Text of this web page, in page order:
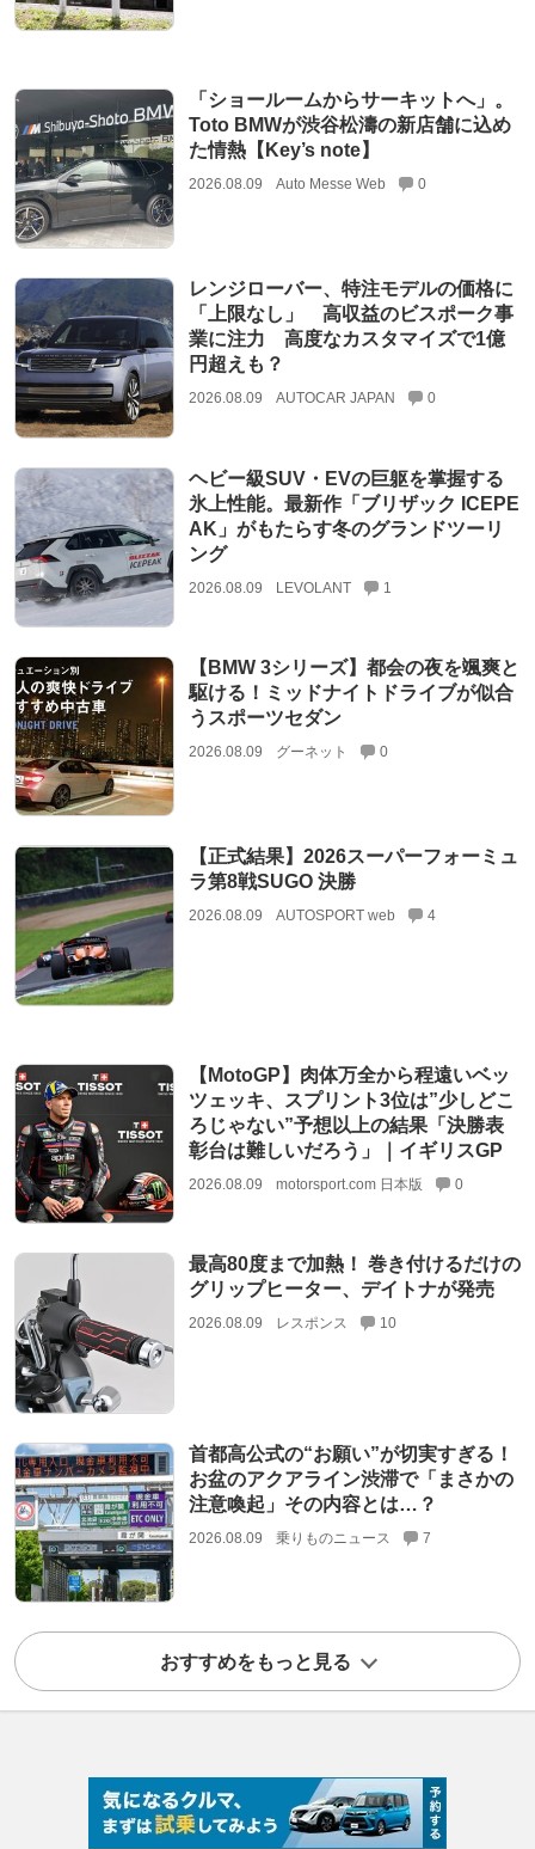
「ショールームからサーキットへ」。
Toto BMWが渋谷松濤の新店舗に込め
た情熱【Key’s note】
2026.08.09 Auto Messe Web 0
レンジローバー、特注モデルの価格に
「上限なし」 高収益のビスポーク事
業に注力 高度なカスタマイズで1億
円超えも？
2026.08.09 AUTOCAR JAPAN 0
ヘビー級SUV・EVの巨躯を掌握する
氷上性能。最新作「ブリザック ICEPE
AK」がもたらす冬のグランドツーリ
ング
2026.08.09 LEVOLANT 1
【BMW 3シリーズ】都会の夜を颯爽と
駆ける！ミッドナイトドライブが似合
うスポーツセダン
2026.08.09 グーネット 0
【正式結果】2026スーパーフォーミュ
ラ第8戦SUGO 決勝
2026.08.09 AUTOSPORT web 4
【MotoGP】肉体万全から程遠いベッ
ツェッキ、スプリント3位は”少しどこ
ろじゃない”予想以上の結果「決勝表
彰台は難しいだろう」｜イギリスGP
2026.08.09 motorsport.com 日本版 0
最高80度まで加熱！ 巻き付けるだけの
グリップヒーター、デイトナが発売
2026.08.09 レスポンス 10
首都高公式の“お願い”が切実すぎる！
お盆のアクアライン渋滞で「まさかの
注意喚起」その内容とは…？
2026.08.09 乗りものニュース 7
おすすめをもっと見る